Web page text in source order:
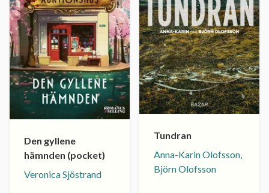
Den gyllene
hämnden (pocket)
Veronica Sjöstrand
Tundran
Anna-Karin Olofsson,
Björn Olofsson